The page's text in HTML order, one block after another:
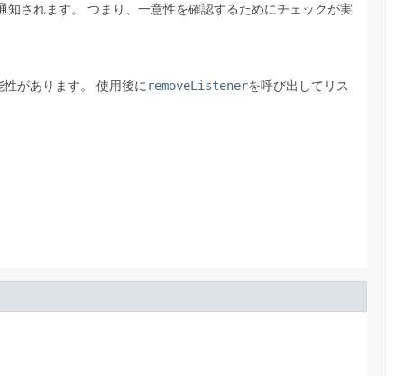
されます。 つまり、一意性を確認するためにチェックが実
があります。 使用後に removeListenerを呼び出してリス